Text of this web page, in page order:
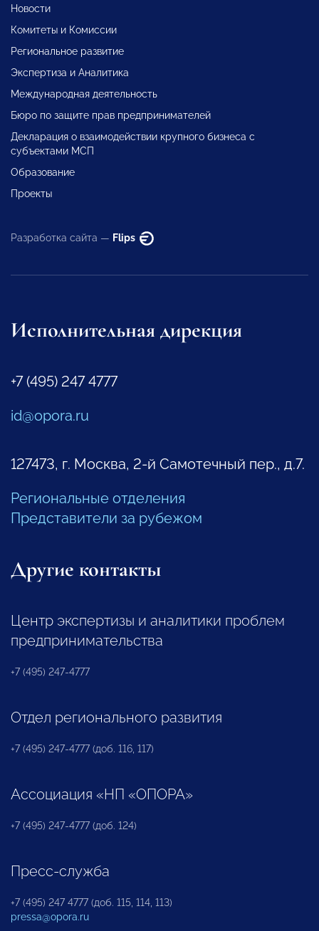
Новости
Комитеты и Комиссии
Региональное развитие
Экспертиза и Аналитика
Международная деятельность
Бюро по защите прав предпринимателей
Декларация о взаимодействии крупного бизнеса с
субъектами МСП
Образование
Проекты
Разработка сайта — Flips
Исполнительная дирекция
+7 (495) 247 4777
id@opora.ru
127473, г. Москва, 2-й Самотечный пер., д.7.
Региональные отделения
Представители за рубежом
Другие контакты
Центр экспертизы и аналитики проблем
предпринимательства
+7 (495) 247-4777
Отдел регионального развития
+7 (495) 247-4777 (доб. 116, 117)
Ассоциация «НП «ОПОРА»
+7 (495) 247-4777 (доб. 124)
Пресс-служба
+7 (495) 247 4777 (доб. 115, 114, 113)
pressa@opora.ru